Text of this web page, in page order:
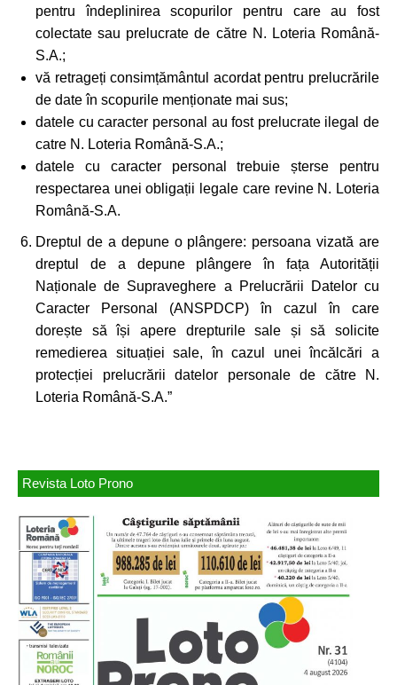
pentru îndeplinirea scopurilor pentru care au fost
colectate sau prelucrate de către N. Loteria Română-
S.A.;
vă retrageți consimțământul acordat pentru prelucrările
de date în scopurile menționate mai sus;
datele cu caracter personal au fost prelucrate ilegal de
catre N. Loteria Română-S.A.;
datele cu caracter personal trebuie șterse pentru
respectarea unei obligații legale care revine N. Loteria
Română-S.A.
Dreptul de a depune o plângere: persoana vizată are
dreptul de a depune plângere în fața Autorității
Naționale de Supraveghere a Prelucrării Datelor cu
Caracter Personal (ANSPDCP) în cazul în care
dorește să își apere drepturile sale și să solicite
remedierea situației sale, în cazul unei încălcări a
protecției prelucrării datelor personale de către N.
Loteria Română-S.A.”
Revista Loto Prono